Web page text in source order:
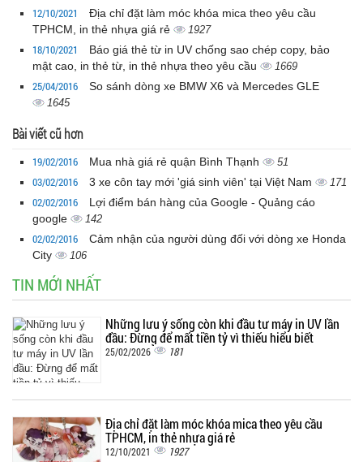
12/10/2021
Địa chỉ đặt làm móc khóa mica theo yêu cầu
TPHCM, in thẻ nhựa giá rẻ
1927
18/10/2021
Báo giá thẻ từ in UV chống sao chép copy, bảo
mật cao, in thẻ từ, in thẻ nhựa theo yêu cầu
1669
25/04/2016 So sánh dòng xe BMW X6 và Mercedes GLE
1645
Bài viết cũ hơn
19/02/2016 Mua nhà giá rẻ quận Bình Thạnh 51
03/02/2016 3 xe côn tay mới 'giá sinh viên' tại Việt Nam 171
02/02/2016
Lợi điểm bán hàng của Google - Quảng cáo
google
142
02/02/2016
Cảm nhận của người dùng đối với dòng xe Honda
City
106
TIN MỚI NHẤT
Những lưu ý sống còn khi đầu tư máy in UV lần
đầu: Đừng để mất tiền tỷ vì thiếu hiểu biết
25/02/2026 181
Địa chỉ đặt làm móc khóa mica theo yêu cầu
TPHCM, in thẻ nhựa giá rẻ
12/10/2021 1927